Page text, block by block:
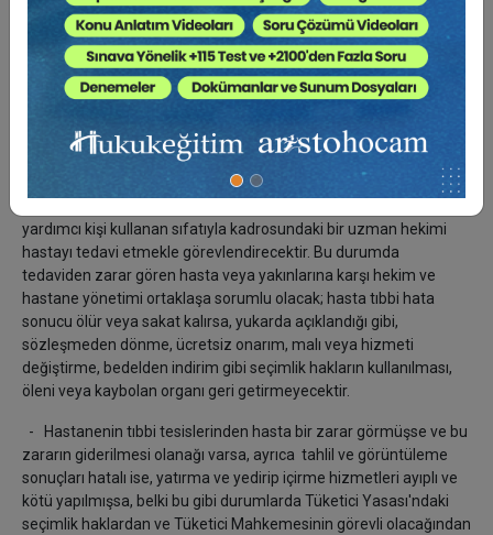
seçimlik haklarından birini kullanabilir. Satıcı, tüketicinin tercih
ettiği bu talebi yerine getirmekle yükümlüdür.
Yukardaki hükümleri, hastaneleri "hizmet ve mal satıcısı" ve
hastaları "tüketici" kabul ederek uygulamaya kalkışırsak, bakınız
Hastanelerin işlevleri nelerdir ?
yardımcı kişi kullanan sıfatıyla kadrosundaki bir uzman hekimi
hastayı tedavi etmekle görevlendirecektir. Bu durumda
tedaviden zarar gören hasta veya yakınlarına karşı hekim ve
hastane yönetimi ortaklaşa sorumlu olacak; hasta tıbbi hata
sonucu ölür veya sakat kalırsa, yukarda açıklandığı gibi,
sözleşmeden dönme, ücretsiz onarım, malı veya hizmeti
değiştirme, bedelden indirim gibi seçimlik hakların kullanılması,
öleni veya kaybolan organı geri getirmeyecektir.
- Hastanenin tıbbi tesislerinden hasta bir zarar görmüşse ve bu
zararın giderilmesi olanağı varsa, ayrıca tahlil ve görüntüleme
sonuçları hatalı ise, yatırma ve yedirip içirme hizmetleri ayıplı ve
kötü yapılmışsa, belki bu gibi durumlarda Tüketici Yasası'ndaki
seçimlik haklardan ve Tüketici Mahkemesinin görevli olacağından